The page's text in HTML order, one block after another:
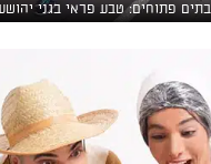
בתים פתוחים: טבע פראי בגני